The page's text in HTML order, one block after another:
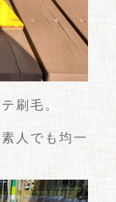
刷毛。
人でも均一